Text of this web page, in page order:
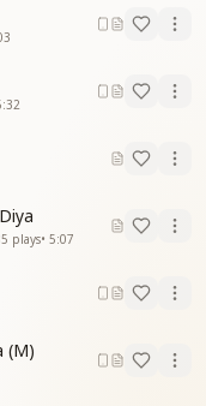
plays• 5:07
(M)